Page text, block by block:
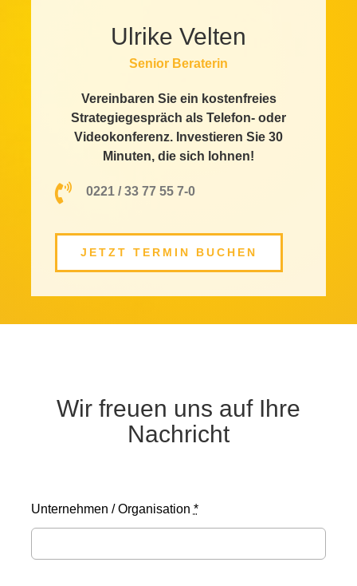
Ulrike Velten
Senior Beraterin
Vereinbaren Sie ein kostenfreies
Strategiegespräch als Telefon- oder
Videokonferenz. Investieren Sie 30
Minuten, die sich lohnen!
0221 / 33 77 55 7-0
JETZT TERMIN BUCHEN
Wir freuen uns auf Ihre
Nachricht
Unternehmen / Organisation *